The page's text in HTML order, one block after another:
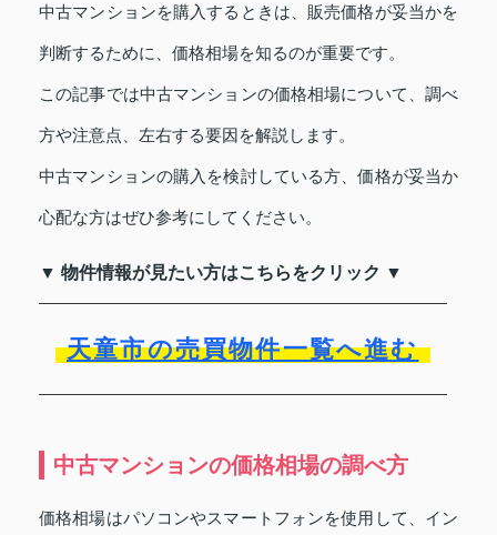
中古マンションを購入するときは、販売価格が妥当かを
判断するために、価格相場を知るのが重要です。
この記事では中古マンションの価格相場について、調べ
方や注意点、左右する要因を解説します。
中古マンションの購入を検討している方、価格が妥当か
心配な方はぜひ参考にしてください。
▼ 物件情報が見たい方はこちらをクリック ▼
天童市の売買物件一覧へ進む
中古マンションの価格相場の調べ方
価格相場はパソコンやスマートフォンを使用して、イン